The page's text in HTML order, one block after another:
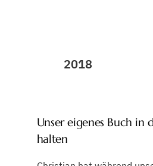
2018
Unser eigenes Buch in
halten